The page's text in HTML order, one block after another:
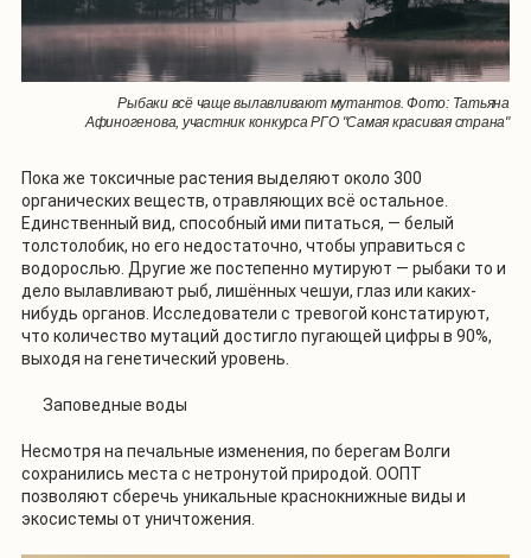
Рыбаки всё чаще вылавливают мутантов. Фото: Татьяна
Афиногенова, участник конкурса РГО "Самая красивая страна"
Пока же токсичные растения выделяют около 300
органических веществ, отравляющих всё остальное.
Единственный вид, способный ими питаться, — белый
толстолобик, но его недостаточно, чтобы управиться с
водорослью. Другие же постепенно мутируют — рыбаки то и
дело вылавливают рыб, лишённых чешуи, глаз или каких-
нибудь органов. Исследователи с тревогой констатируют,
что количество мутаций достигло пугающей цифры в 90%,
выходя на генетический уровень.
Заповедные воды
Несмотря на печальные изменения, по берегам Волги
сохранились места с нетронутой природой. ООПТ
позволяют сберечь уникальные краснокнижные виды и
экосистемы от уничтожения.